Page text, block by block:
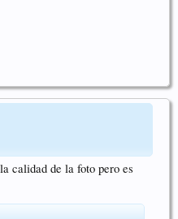
calidad de la foto pero es